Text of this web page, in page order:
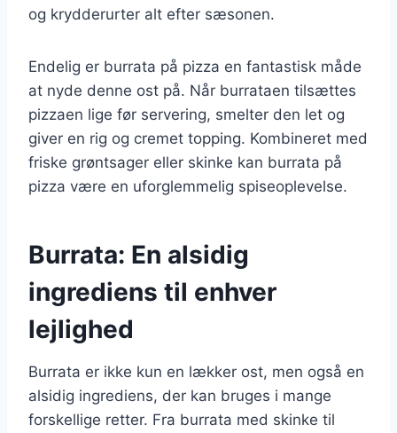
og krydderurter alt efter sæsonen.
Endelig er burrata på pizza en fantastisk måde
at nyde denne ost på. Når burrataen tilsættes
pizzaen lige før servering, smelter den let og
giver en rig og cremet topping. Kombineret med
friske grøntsager eller skinke kan burrata på
pizza være en uforglemmelig spiseoplevelse.
Burrata: En alsidig
ingrediens til enhver
lejlighed
Burrata er ikke kun en lækker ost, men også en
alsidig ingrediens, der kan bruges i mange
forskellige retter. Fra burrata med skinke til